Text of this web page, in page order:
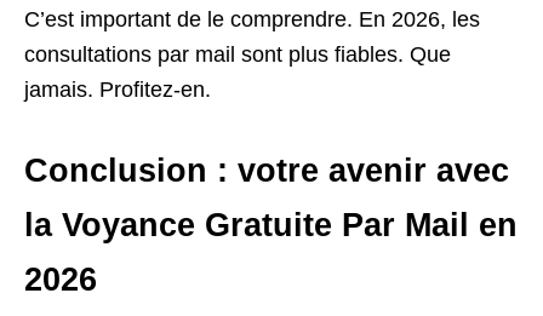
C’est important de le comprendre. En 2026, les
consultations par mail sont plus fiables. Que
jamais. Profitez-en.
Conclusion : votre avenir avec
la Voyance Gratuite Par Mail en
2026